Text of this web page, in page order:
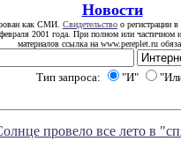
Новости
как СМИ. Свидетельство о регистрации
2001 года. При полном или частичном
материалов ссылка на www.pereplet.ru
Тип запроса: "И"
провело все лето в